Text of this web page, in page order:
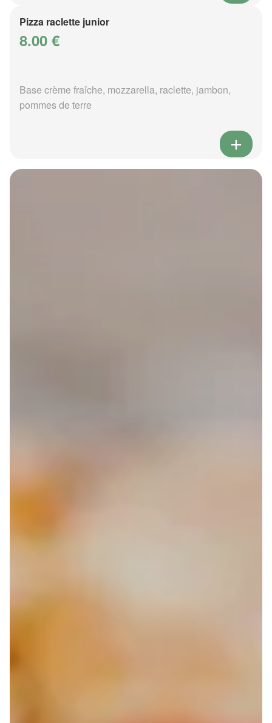
Pizza raclette junior
8.00 €
Base crème fraîche, mozzarella, raclette, jambon,
pommes de terre